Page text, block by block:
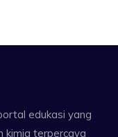
edukasi yang
kimia terpercaya